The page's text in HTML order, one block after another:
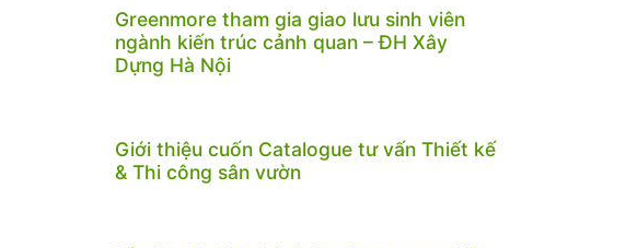
Greenmore tham gia giao lưu sinh viên
ngành kiến trúc cảnh quan – ĐH Xây
Dựng Hà Nội
Giới thiệu cuốn Catalogue tư vấn Thiết kế
& Thi công sân vườn